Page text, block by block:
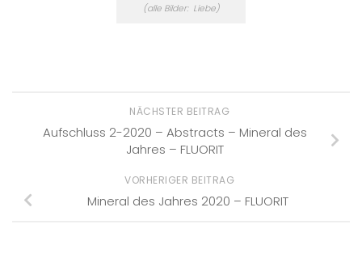
(alle Bilder: Liebe)
NÄCHSTER BEITRAG
Aufschluss 2-2020 – Abstracts – Mineral des
Jahres – FLUORIT
VORHERIGER BEITRAG
Mineral des Jahres 2020 – FLUORIT